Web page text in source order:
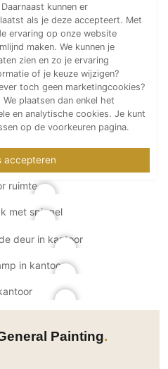
Painting
kunnen er
als je deze accepteert. Met
ervaring op onze website
maken. We kunnen je
zien en zo je ervaring
of je keuze wijzigen?
toch geen marketingcookies?
We plaatsen dan enkel het
en analytische cookies. Je kunt
op de voorkeuren pagina.
accepteren